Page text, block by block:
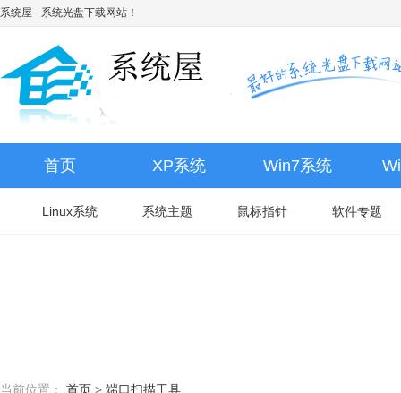
系统屋 - 系统光盘下载网站！
首页 XP系统 Win7系统
Linux系统 系统主题 鼠标指针 软件专题
当前位置： 首页 > 端口扫描工具